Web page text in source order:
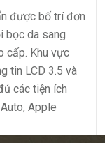
được bố trí đơn
bọc da sang
cấp. Khu vực
tin LCD 3.5 và
các tiện ích
Apple